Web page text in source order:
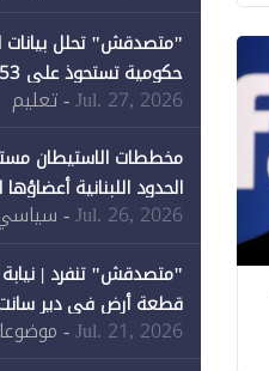
كان نصيبها 1% فقط
Jul. 27, 2026- تعليم
مخططات الاستيطان
الحدود اللبنانية
Jul. 26, 2026
-
قطعة أرض في دير سانت
Jul. 21, 2026
-